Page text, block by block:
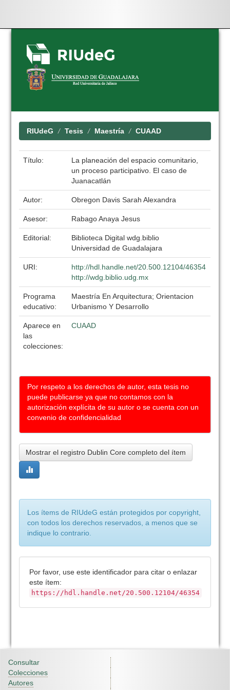
Skip
navigation
RIUdeG Tesis Maestría CUAAD
Título:
La planeación del espacio comunitario,
un proceso participativo. El caso de
Juanacatlán
Autor: Obregon Davis Sarah Alexandra
Asesor: Rabago Anaya Jesus
Editorial:
Biblioteca Digital wdg.biblio
Universidad de Guadalajara
URI:
http://hdl.handle.net/20.500.12104/46354
http://wdg.biblio.udg.mx
Programa
educativo:
Maestría En Arquitectura; Orientacion
Urbanismo Y Desarrollo
Aparece en
las
colecciones:
CUAAD
Por respeto a los derechos de autor, esta tesis no
puede publicarse ya que no contamos con la
autorización explícita de su autor o se cuenta con un
convenio de confidencialidad
Mostrar el registro Dublin Core completo del ítem
Los ítems de RIUdeG están protegidos por copyright,
con todos los derechos reservados, a menos que se
indique lo contrario.
Por favor, use este identificador para citar o enlazar
este ítem:
https://hdl.handle.net/20.500.12104/46354
Consultar
Colecciones
Autores